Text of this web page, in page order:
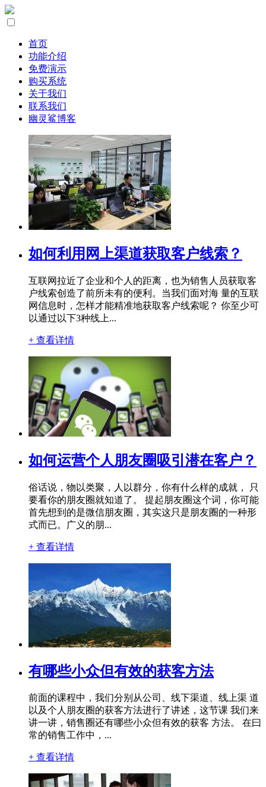
首页
功能介绍
免费演示
购买系统
关于我们
联系我们
幽灵鲨博客
如何利用网上渠道获取客户线索？
互联网拉近了企业和个人的距离，也为销售人员获取客
户线索创造了前所未有的便利。当我们面对海 量的互联
网信息时，怎样才能精准地获取客户线索呢？ 你至少可
以通过以下3种线上...
+ 查看详情
如何运营个人朋友圈吸引潜在客户？
俗话说，物以类聚，人以群分，你有什么样的成就， 只
要看你的朋友圈就知道了。 提起朋友圈这个词，你可能
首先想到的是微信朋友圈，其实这只是朋友圈的一种形
式而已。广义的朋...
+ 查看详情
有哪些小众但有效的获客方法
前面的课程中，我们分别从公司、线下渠道、线上渠 道
以及个人朋友圈的获客方法进行了讲述，这节课 我们来
讲一讲，销售圈还有哪些小众但有效的获客 方法。 在曰
常的销售工作中，...
+ 查看详情